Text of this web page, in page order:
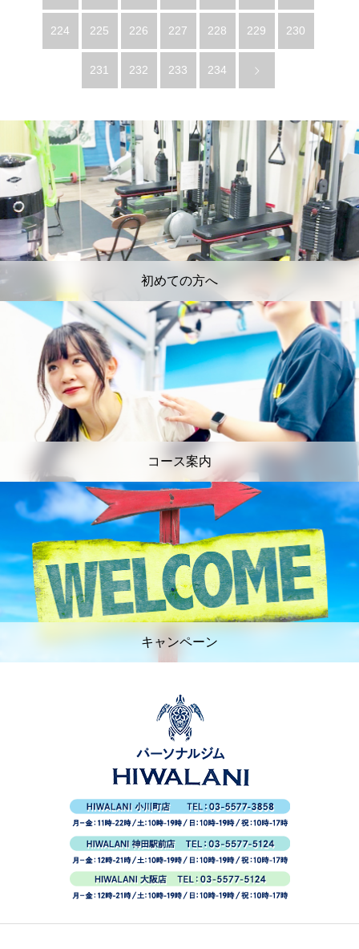
224 225 226 227 228 229 230
231 232 233 234
初めての方へ
コース案内
キャンペーン